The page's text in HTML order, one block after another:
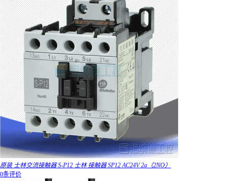
原装 士林交流接触器 S-P12 士林 接触器 SP12 AC24V 2a（2NO）
0条评价